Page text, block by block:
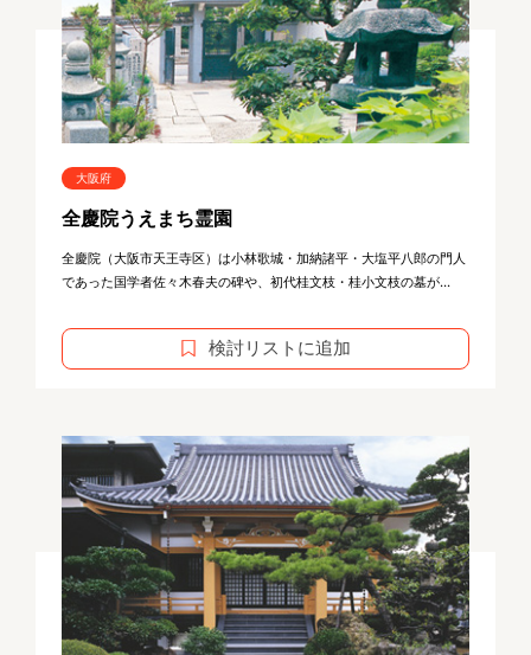
大阪府
全慶院うえまち霊園
全慶院（大阪市天王寺区）は小林歌城・加納諸平・大塩平八郎の門人
であった国学者佐々木春夫の碑や、初代桂文枝・桂小文枝の墓が...
検討リストに追加